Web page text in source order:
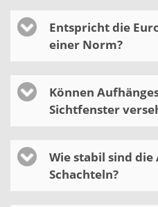
Entspricht die
einer Norm?
Können
Sichtfenster
Wie stabil sind
Schachteln?